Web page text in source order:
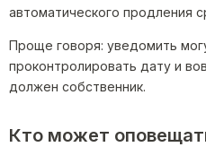
автоматического продления
Проще говоря: уведомить
проконтролировать дату и
должен собственник.
Кто может